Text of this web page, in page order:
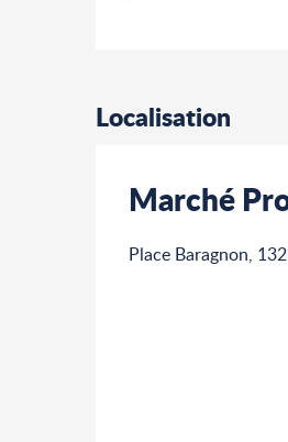
Localisation
Marché
Place Baragnon,